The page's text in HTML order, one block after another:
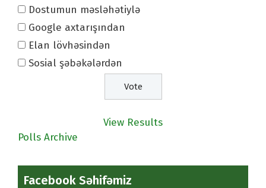
Dostumun məsləhətiylə
Google axtarışından
Elan lövhəsindən
Sosial şəbəkələrdən
View Results
Polls Archive
Facebook Səhifəmiz